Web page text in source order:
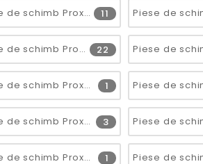
Piese de schimb Proxxon 27020 11
Piese de schimb Proxxon 27080 LHW, 2020.01 22
Piese de schimb Proxxon 27106 1
Piese de schimb Proxxon 28030 3
Piese de schimb Proxxon 28146 1